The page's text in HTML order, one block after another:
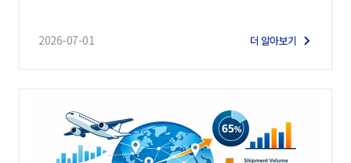
2026-07-01 더 알아보기